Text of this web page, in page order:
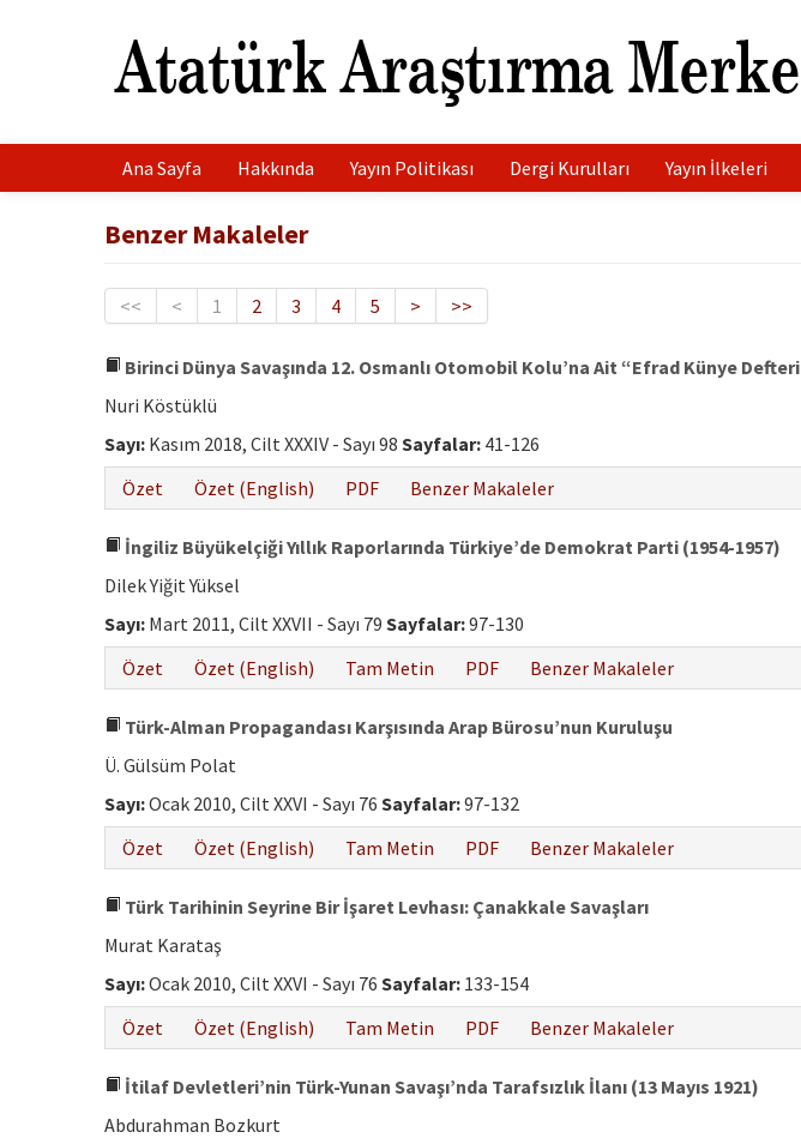
Ana Sayfa Hakkında Yayın Politikası Dergi Kurulları Yayın İlkeleri
Benzer Makaleler
<< < 1 2 3 4 5 > >>
Birinci Dünya Savaşında 12. Osmanlı Otomobil Kolu’na Ait “Efrad Künye Defteri
Nuri Köstüklü
Sayı: Kasım 2018, Cilt XXXIV - Sayı 98 Sayfalar: 41-126
Özet
Özet (English) PDF Benzer Makaleler
İngiliz Büyükelçiği Yıllık Raporlarında Türkiye’de Demokrat Parti (1954-1957)
Dilek Yiğit Yüksel
Sayı: Mart 2011, Cilt XXVII - Sayı 79 Sayfalar:97-130
Özet
Özet (English) Tam Metin PDF Benzer Makaleler
Türk-Alman Propagandası Karşısında Arap Bürosu’nun Kuruluşu
Ü. Gülsüm Polat
Sayı:Ocak 2010, Cilt XXVI - Sayı 76 Sayfalar:97-132
Özet
Özet (English) Tam Metin PDF Benzer Makaleler
Türk Tarihinin Seyrine Bir İşaret Levhası: Çanakkale Savaşları
Murat Karataş
Sayı:Ocak 2010, Cilt XXVI - Sayı 76 Sayfalar: 133-154
Özet
Özet (English) Tam Metin PDF Benzer Makaleler
İtilaf Devletleri’nin Türk-Yunan Savaşı’nda Tarafsızlık İlanı (13 Mayıs 1921)
Abdurahman Bozkurt